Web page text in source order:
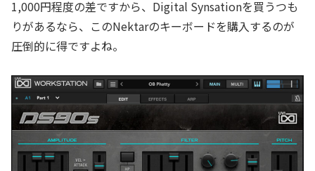
1,000円程度の差ですから、Digital Synsationを買うつも
りがあるなら、このNektarのキーボードを購入するのが
圧倒的に得ですよね。